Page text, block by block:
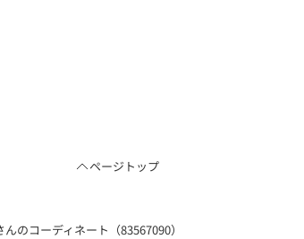
ページトップ
のコーディネート（83567090）